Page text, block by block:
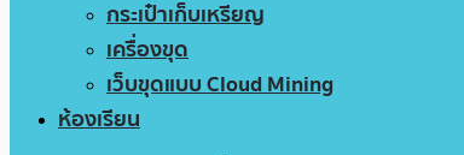
กระเป๋าเก็บเหรียญ
เครื่องขุด
เว็บขุดแบบ Cloud Mining
ห้องเรียน